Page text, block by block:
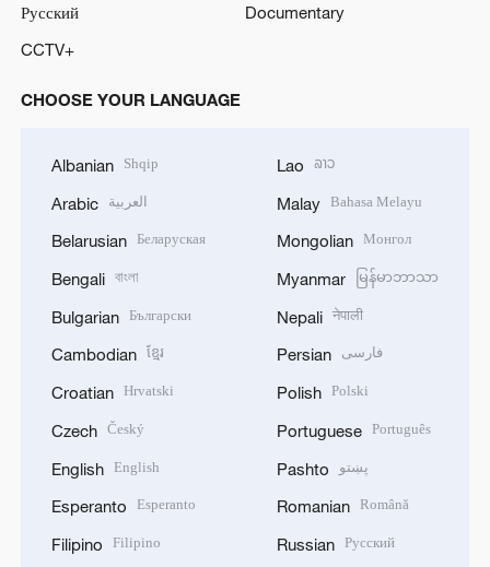
Русский
Documentary
CCTV+
CHOOSE YOUR LANGUAGE
Albanian Shqip
Arabic العربية
Belarusian Беларуская
Bengali বাংলা
Bulgarian Български
Cambodian ខ្មែរ
Croatian Hrvatski
Czech Český
English English
Esperanto Esperanto
Filipino Filipino
Lao ລາວ
Malay Bahasa Melayu
Mongolian Монгол
Myanmar မြန်မာဘာသာ
Nepali नेपाली
Persian فارسی
Polish Polski
Portuguese Português
Pashto پښتو
Romanian Română
Russian Русский